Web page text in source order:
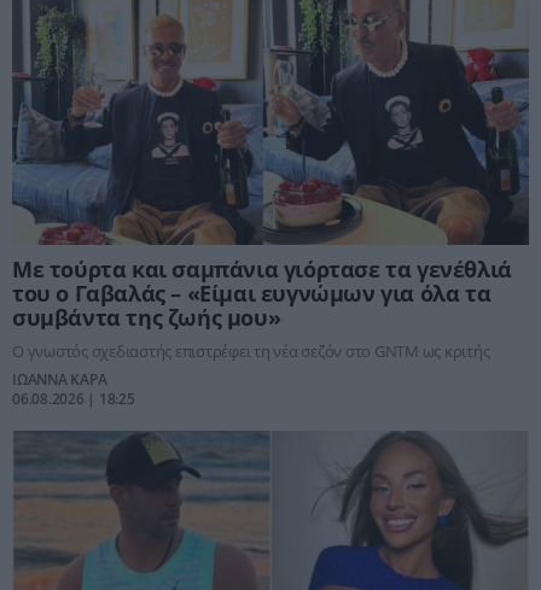
Με τούρτα και σαμπάνια γιόρτασε τα γενέθλιά
του ο Γαβαλάς – «Είμαι ευγνώμων για όλα τα
συμβάντα της ζωής μου»
Ο γνωστός σχεδιαστής επιστρέφει τη νέα σεζόν στο GNTM ως κριτής
ΙΩΑΝΝΑ ΚΑΡΑ
06.08.2026 | 18:25